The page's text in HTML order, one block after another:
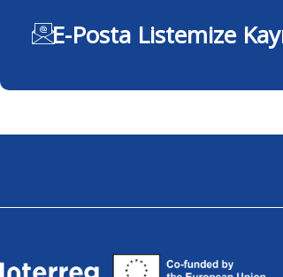
E-Posta Listemize